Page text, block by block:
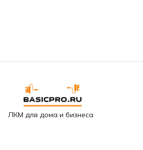
ЛКМ для дома и бизнеса